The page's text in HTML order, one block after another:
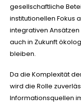
gesellschaftliche
institutionellen Fokus
integrativen
auch in Zukunft
bleiben.
Da die Komplexität
wird die Rolle
Informationsquellen